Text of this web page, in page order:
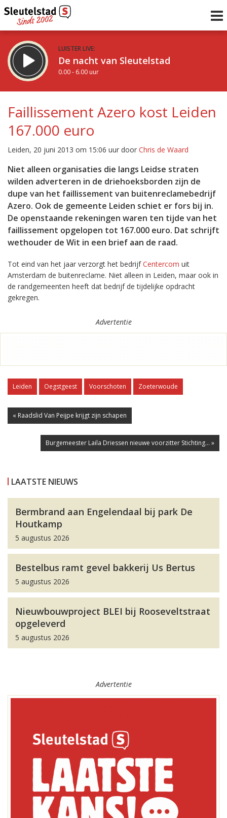
LUISTER LIVE:
De nacht van Sleutelstad
0.00 - 6.00 uur
De ochtend van Sleutelstad
6.00 - 12.00 uur
Vorig uur
Inklappen
Faillissement Azero kost Leiden
167.000 euro
Leiden, 20 juni 2013 om 15:06 uur door Chris de Waard
Niet alleen organisaties die langs Leidse straten
wilden adverteren in de driehoeksborden zijn de
dupe van het faillissement van buitenreclamebedrijf
Azero. Ook de gemeente Leiden schiet er fors bij in.
De openstaande rekeningen waren ten tijde van het
faillissement opgelopen tot 167.000 euro. Dat schrijft
wethouder de Wit in een brief aan de raad.
Tot eind van het jaar verzorgt het bedrijfCentercom uit
Amsterdam de buitenreclame. Niet alleen in Leiden, maar ook in
de randgemeenten heeft dat bedrijf de tijdelijke opdracht
gekregen.
Advertentie
Leiden Oegstgeest Voorschoten Zoeterwoude
« Raadslid Van Peijpe krijgt zijn schapen
Burgemeester Laila Driessen nieuwe voorzitter Stichting... »
LAATSTE NIEUWS
Bermbrand aan Engelendaal bij park De
Houtkamp
5 augustus 2026
Bestelbus ramt gevel bakkerij Us Bertus
5 augustus 2026
Nieuwbouwproject BLEI bij Rooseveltstraat
opgeleverd
5 augustus 2026
Advertentie